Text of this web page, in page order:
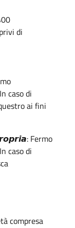
di
caso di
ai fini
Fermo
caso di
compresa